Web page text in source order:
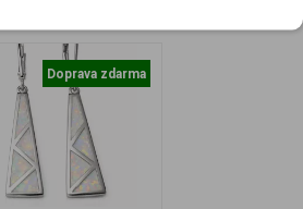
Doprava zdarma